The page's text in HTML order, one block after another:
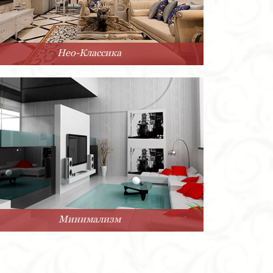
Нео-Классика
Минимализм